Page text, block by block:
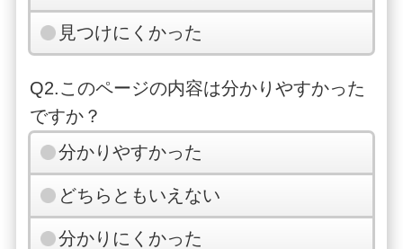
見つけにくかった
Q2.このページの内容は分かりやすかった
ですか？
分かりやすかった
どちらともいえない
分かりにくかった